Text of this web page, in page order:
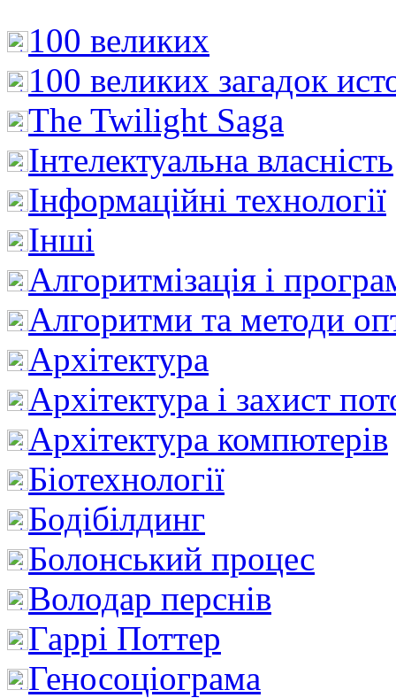
100 великих
100 великих загадок
The Twilight Saga
Інтелектуальна влaсність
Інформаційні технології
Інші
Алгоритмізація і
Алгоритми та методи
Архітектура
Архітектура і захист
Архітектура компютерів
Біотехнології
Бодібілдинг
Болонський процес
Володар перснів
Гаррі Поттер
Геносоціограма